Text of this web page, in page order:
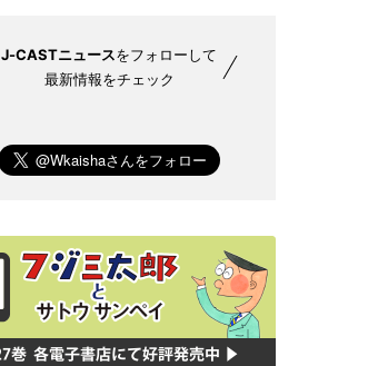
J-CASTニュースをフォローして
最新情報をチェック